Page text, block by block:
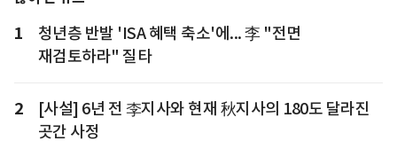
1
청년층 반발 'ISA 혜택 축소'에... 李 "전면
재검토하라" 질타
2
[사설] 6년 전 李지사와 현재 秋지사의 180도 달라진
곳간 사정